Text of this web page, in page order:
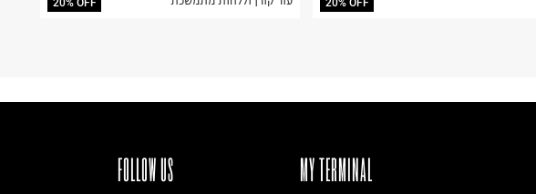
20% OFF 20% OFF
FOLLOW US MY TERMINAL